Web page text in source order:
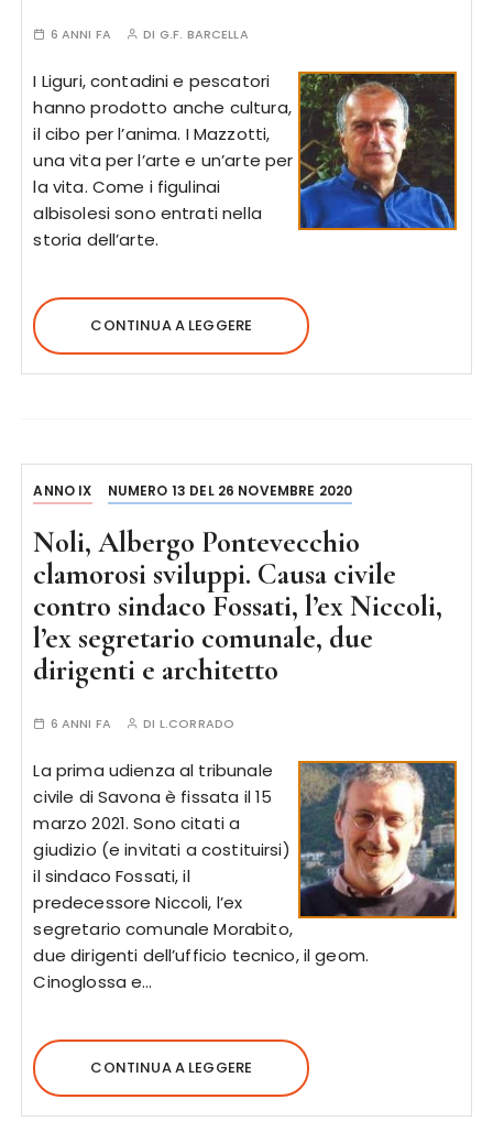
6 ANNI FA DI G.F. BARCELLA
I Liguri, contadini e pescatori
hanno prodotto anche cultura,
il cibo per l’anima. I Mazzotti,
una vita per l’arte e un’arte per
la vita. Come i figulinai
albisolesi sono entrati nella
storia dell’arte.
CONTINUA A LEGGERE
ANNO IX NUMERO 13 DEL 26 NOVEMBRE 2020
Noli, Albergo Pontevecchio
clamorosi sviluppi. Causa civile
contro sindaco Fossati, l’ex Niccoli,
l’ex segretario comunale, due
dirigenti e architetto
6 ANNI FA DI L.CORRADO
La prima udienza al tribunale
civile di Savona è fissata il 15
marzo 2021. Sono citati a
giudizio (e invitati a costituirsi)
il sindaco Fossati, il
predecessore Niccoli, l’ex
segretario comunale Morabito,
due dirigenti dell’ufficio tecnico, il geom.
Cinoglossa e…
CONTINUA A LEGGERE